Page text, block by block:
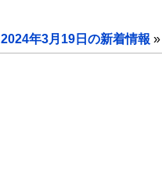
2024年3月19日の新着情報 »